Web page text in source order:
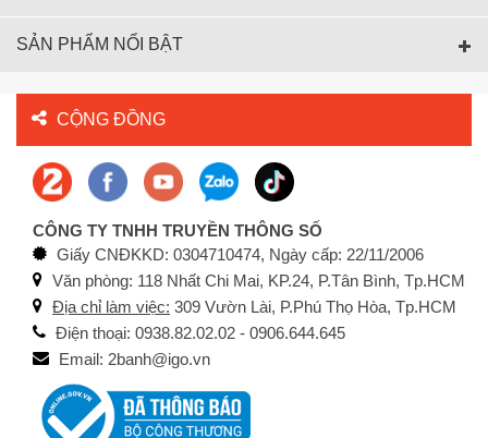
SẢN PHẨM NỔI BẬT
CỘNG ĐỒNG
CÔNG TY TNHH TRUYỀN THÔNG SỐ
Giấy CNĐKKD: 0304710474, Ngày cấp: 22/11/2006
Văn phòng: 118 Nhất Chi Mai, KP.24, P.Tân Bình, Tp.HCM
Địa chỉ làm việc: 309 Vườn Lài, P.Phú Thọ Hòa, Tp.HCM
Điện thoại: 0938.82.02.02 - 0906.644.645
Email: 2banh@igo.vn